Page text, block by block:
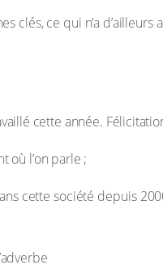
clés, ce qui n’a
cette année.
où l’on parle ;
cette société depuis